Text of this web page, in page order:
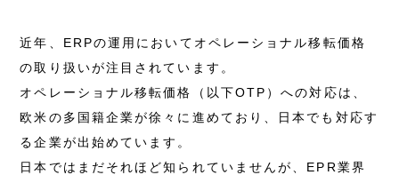
近年、ERPの運用においてオペレーショナル移転価格
の取り扱いが注目されています。
オペレーショナル移転価格（以下OTP）への対応は、
欧米の多国籍企業が徐々に進めており、日本でも対応す
る企業が出始めています。
日本ではまだそれほど知られていませんが、EPR業界